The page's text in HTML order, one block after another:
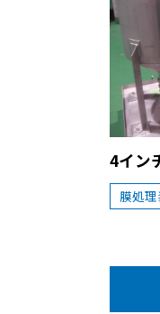
4イン
膜処